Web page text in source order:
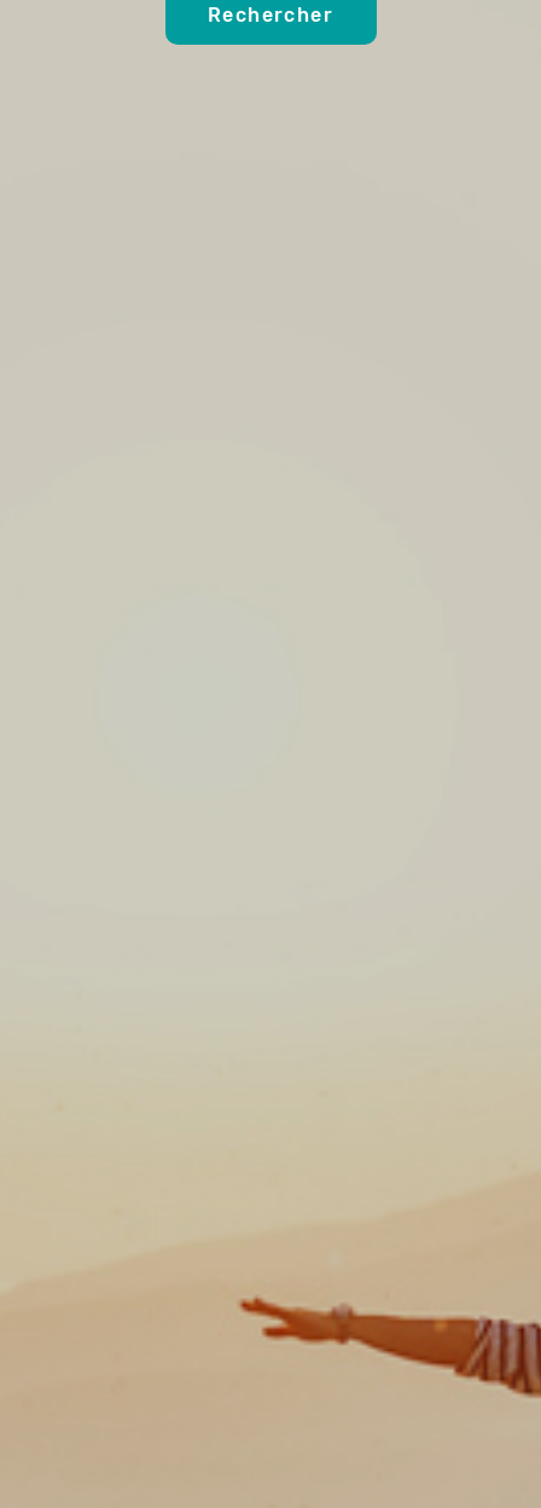
Rechercher